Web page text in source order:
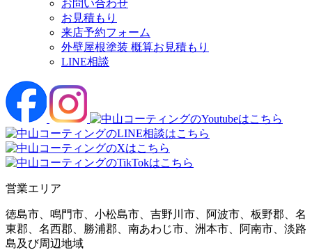
お問い合わせ
お見積もり
来店予約フォーム
外壁屋根塗装 概算お見積もり
LINE相談
営業エリア
徳島市、鳴門市、小松島市、吉野川市、阿波市、板野郡、名
東郡、名西郡、勝浦郡、南あわじ市、洲本市、阿南市、淡路
島及び周辺地域